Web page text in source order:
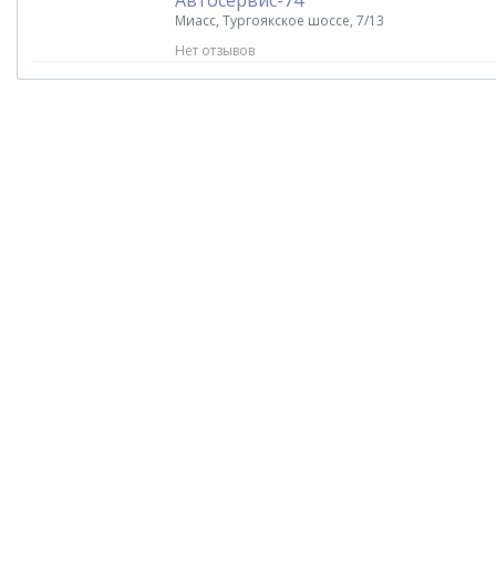
Миасс, Тургоякское шоссе, 7/13
Нет отзывов